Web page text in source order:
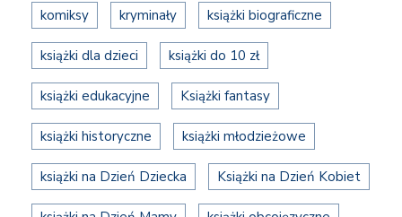
komiksy kryminały książki biograficzne
książki dla dzieci książki do 10 zł
książki edukacyjne Książki fantasy
książki historyczne książki młodzieżowe
książki na Dzień Dziecka Książki na Dzień Kobiet